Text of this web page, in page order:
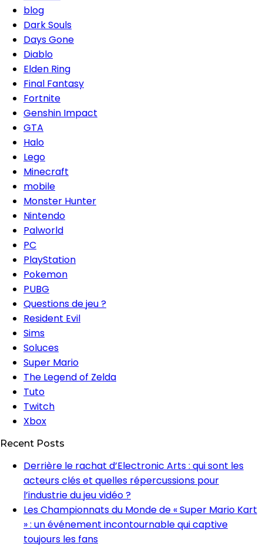
blog
Dark Souls
Days Gone
Diablo
Elden Ring
Final Fantasy
Fortnite
Genshin Impact
GTA
Halo
Lego
Minecraft
mobile
Monster Hunter
Nintendo
Palworld
PC
PlayStation
Pokemon
PUBG
Questions de jeu ?
Resident Evil
Sims
Soluces
Super Mario
The Legend of Zelda
Tuto
Twitch
Xbox
Recent Posts
Derrière le rachat d’Electronic Arts : qui sont les
acteurs clés et quelles répercussions pour
l’industrie du jeu vidéo ?
Les Championnats du Monde de « Super Mario Kart
» : un événement incontournable qui captive
toujours les fans